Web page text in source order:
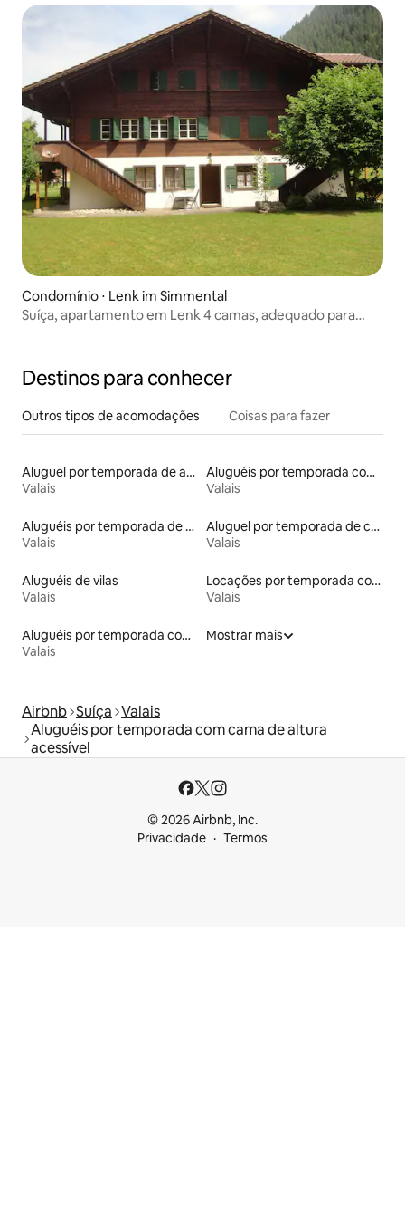
Condomínio ⋅ Lenk im Simmental
Suíça, apartamento em Lenk 4 camas, adequado para
Destinos para conhecer
Outros tipos de acomodações Coisas para fazer
Aluguel por temporada de apart-hotéis
Valais
Aluguéis por temporada com suítes privativas
Valais
Aluguéis por temporada de celeiros
Valais
Aluguel por temporada de casas de hóspedes
Valais
Aluguéis de vilas
Valais
Locações por temporada com piscina
Valais
Aluguéis por temporada com sauna
Valais
Mostrar mais
Airbnb Suíça Valais
Aluguéis por temporada com cama de altura
acessível
© 2026 Airbnb, Inc.
Privacidade
Termos